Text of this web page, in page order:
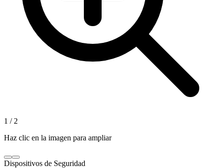
1 / 2
Haz clic en la imagen para ampliar
Dispositivos de Seguridad